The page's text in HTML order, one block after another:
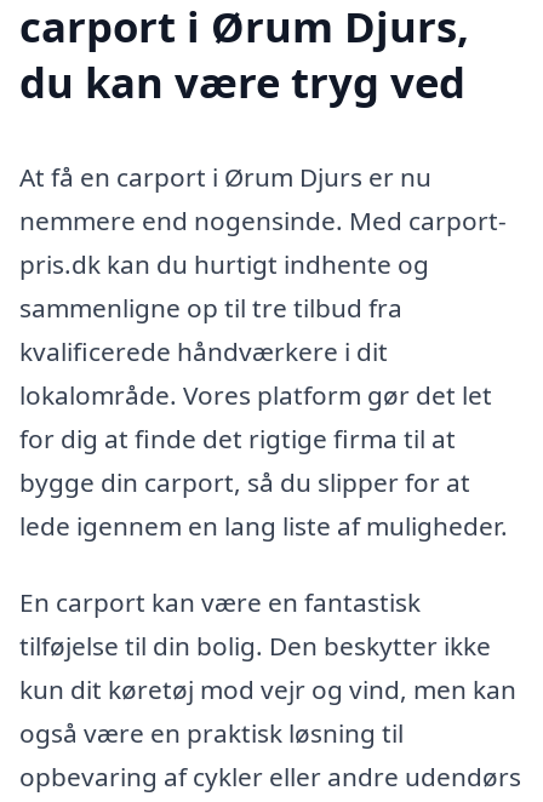
carport i Ørum Djurs,
du kan være tryg ved
At få en carport i Ørum Djurs er nu
nemmere end nogensinde. Med carport-
pris.dk kan du hurtigt indhente og
sammenligne op til tre tilbud fra
kvalificerede håndværkere i dit
lokalområde. Vores platform gør det let
for dig at finde det rigtige firma til at
bygge din carport, så du slipper for at
lede igennem en lang liste af muligheder.
En carport kan være en fantastisk
tilføjelse til din bolig. Den beskytter ikke
kun dit køretøj mod vejr og vind, men kan
også være en praktisk løsning til
opbevaring af cykler eller andre udendørs